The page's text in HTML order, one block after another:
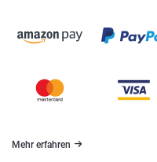
Mehr erfahren